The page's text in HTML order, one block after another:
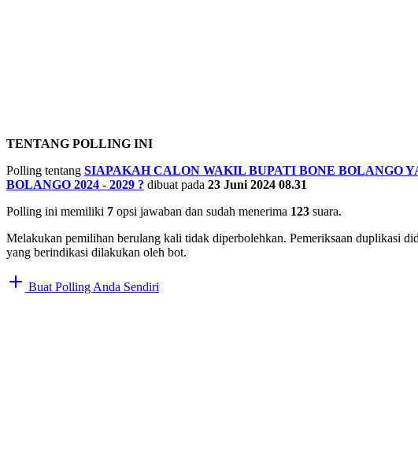
TENTANG POLLING INI
Polling tentang SIAPAKAH CALON WAKIL BUPATI BONE BOLANGO
BOLANGO 2024 - 2029 ? dibuat pada 23 Juni 2024 08.31
Polling ini memiliki 7 opsi jawaban dan sudah menerima 123 suara.
Melakukan pemilihan berulang kali tidak diperbolehkan. Pemeriksaan duplikasi
yang berindikasi dilakukan oleh bot.
Buat Polling Anda Sendiri